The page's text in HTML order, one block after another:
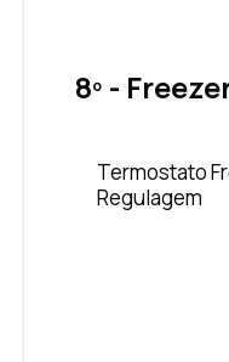
8º -
Termostato
Regulagem